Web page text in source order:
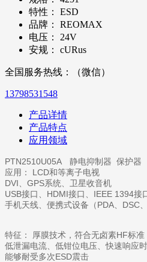
特性：
ESD
品牌：
REOMAX
电压：
24V
安规：
cURus
全国服务热线：（微信）
13798531548
产品详情
产品特点
应用领域
PTN2510U05A 静电抑制器 保护器
应用： LCD和等离子电视
DVI、GPS系统、卫星收音机
USB接口、HDMI接口、IEEE 1394接
手机天线、便携式设备（PDA、DSC
特征： 厚膜技术，符合无卤素HF标准
低泄漏电流、低钳位电压、快速响应时
能够耐受多次ESD震击